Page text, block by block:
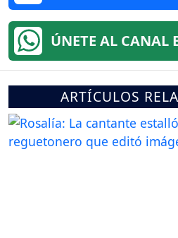
ÚNETE AL CANAL
ARTÍCULOS